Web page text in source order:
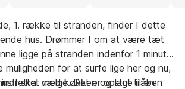
1. række til stranden, finder I dette
hus. Drømmer I om at være tæt
ligge på stranden indenfor 1 minut,
muligheden for at surfe lige her og nu,
I skal vælge. Det er oplagt til en
indrettet med køkken og stue i åben